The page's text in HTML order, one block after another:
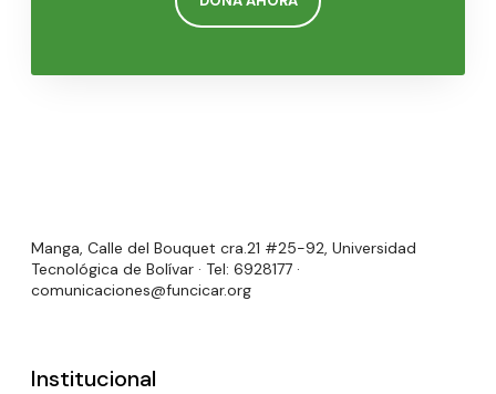
Manga, Calle del Bouquet cra.21 #25-92, Universidad
Tecnológica de Bolívar · Tel: 6928177 ·
comunicaciones@funcicar.org
Institucional